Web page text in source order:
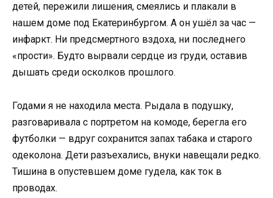
детей, пережили лишения, смеялись и плакали в
нашем доме под Екатеринбургом. А он ушёл за час —
инфаркт. Ни предсмертного вздоха, ни последнего
«прости». Будто вырвали сердце из груди, оставив
дышать среди осколков прошлого.
Годами я не находила места. Рыдала в подушку,
разговаривала с портретом на комоде, берегла его
футболки — вдруг сохранится запах табака и старого
одеколона. Дети разъехались, внуки навещали редко.
Тишина в опустевшем доме гудела, как ток в
проводах.